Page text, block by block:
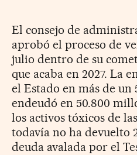
El consejo de
aprobó el proceso de
julio dentro de su
que acaba en 2027. La
el Estado en más de un
endeudó en 50.800
los activos tóxicos de
todavía no ha devuelto
deuda avalada por el